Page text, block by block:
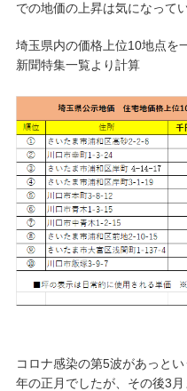
での地価の上昇は気になって
埼玉県内の価格上位10地点
新聞特集一覧より計算
コロナ感染の第5波があっと
年の正月でしたが、その後3